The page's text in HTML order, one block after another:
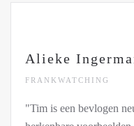
Alieke
FRANKWATCHING
"Tim is een bevlogen